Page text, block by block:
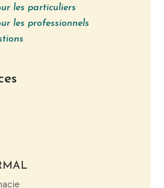
les particuliers
les professionnels